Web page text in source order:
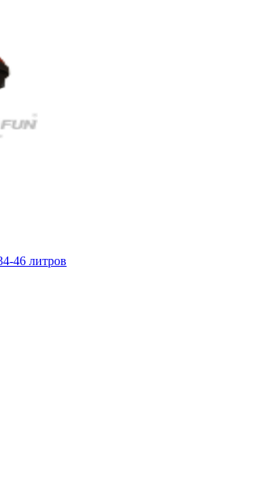
46 литров